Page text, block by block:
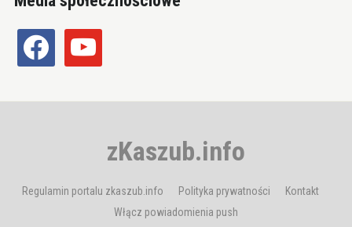
facebook youtube
zKaszub.info
Regulamin portalu zkaszub.info Polityka prywatności
Kontakt
Włącz powiadomienia push